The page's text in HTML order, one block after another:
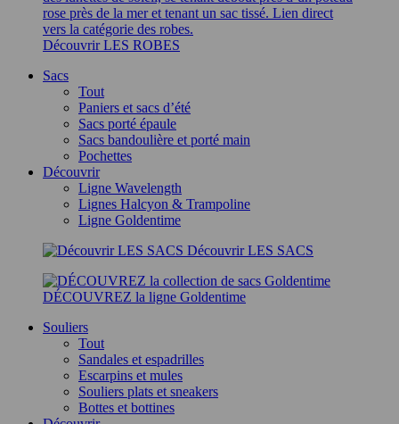
Découvrir LES ROBES
Sacs
Tout
Paniers et sacs d’été
Sacs porté épaule
Sacs bandoulière et porté main
Pochettes
Découvrir
Ligne Wavelength
Lignes Halcyon & Trampoline
Ligne Goldentime
Découvrir LES SACS
DÉCOUVREZ la ligne Goldentime
Souliers
Tout
Sandales et espadrilles
Escarpins et mules
Souliers plats et sneakers
Bottes et bottines